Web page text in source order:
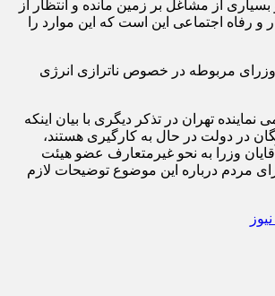
از مشاغل بر زمین مانده و انتظار از
و رفاه اجتماعی این است که این‌ موارد را
وزرای مربوطه در خصوص ناترازی انرژی
تهران در تذکر دیگری با بیان اینکه
در دولت در حال به کارگیری هستند،
وزرا به نحو غیرمتعارف عضو هیئت
مردم درباره این موضوع توضیحات لازم